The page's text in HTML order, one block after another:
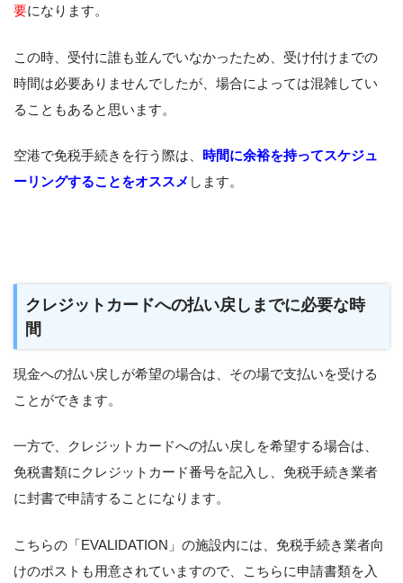
要になります。
この時、受付に誰も並んでいなかったため、受け付けまでの
時間は必要ありませんでしたが、場合によっては混雑してい
ることもあると思います。
空港で免税手続きを行う際は、 時間に余裕を持ってスケジュ
ーリングすることをオススメ します。
クレジットカードへの払い戻しまでに必要な時
間
現金への払い戻しが希望の場合は、その場で支払いを受ける
ことができます。
一方で、クレジットカードへの払い戻しを希望する場合は、
免税書類にクレジットカード番号を記入し、免税手続き業者
に封書で申請することになります。
こちらの「EVALIDATION」の施設内には、免税手続き業者向
けのポストも用意されていますので、こちらに申請書類を入